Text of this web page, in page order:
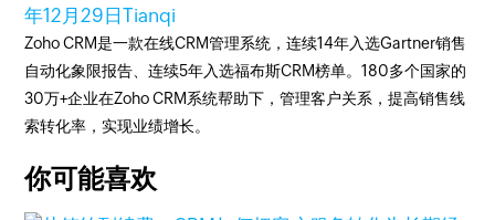
年12月29日Tianqi
Zoho CRM是一款在线CRM管理系统，连续14年入选Gartner销售
自动化象限报告、连续5年入选福布斯CRM榜单。180多个国家的
30万+企业在Zoho CRM系统帮助下，管理客户关系，提高销售线
索转化率，实现业绩增长。
你可能喜欢